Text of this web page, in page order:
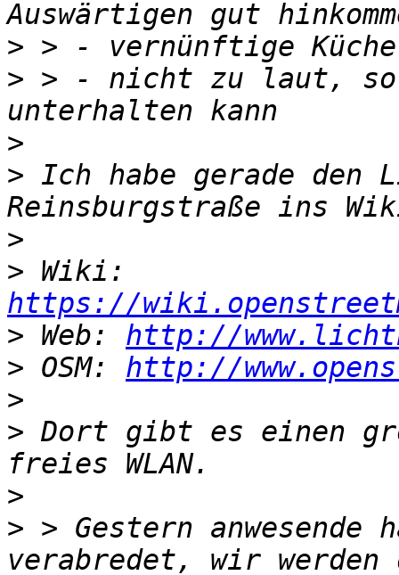
>
> > - nicht zu laut, so
>
> Ich habe gerade
>
>
https://
> Web: http://
> OSM: http://
>
> Dort gibt es einen
>
> > Gestern anwesende